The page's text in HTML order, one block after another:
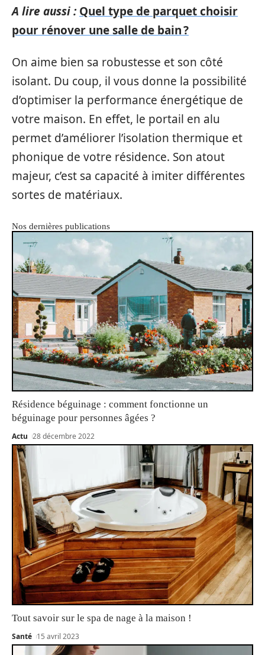
A lire aussi : Quel type de parquet choisir
pour rénover une salle de bain ?
On aime bien sa robustesse et son côté
isolant. Du coup, il vous donne la possibilité
d’optimiser la performance énergétique de
votre maison. En effet, le portail en alu
permet d’améliorer l’isolation thermique et
phonique de votre résidence. Son atout
majeur, c’est sa capacité à imiter différentes
sortes de matériaux.
Nos dernières publications
Résidence béguinage : comment fonctionne un
béguinage pour personnes âgées ?
Actu 28 décembre 2022
Tout savoir sur le spa de nage à la maison !
Santé 15 avril 2023